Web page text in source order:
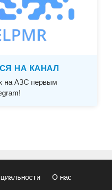
НА КАНАЛ
на АЗС первым
О нас